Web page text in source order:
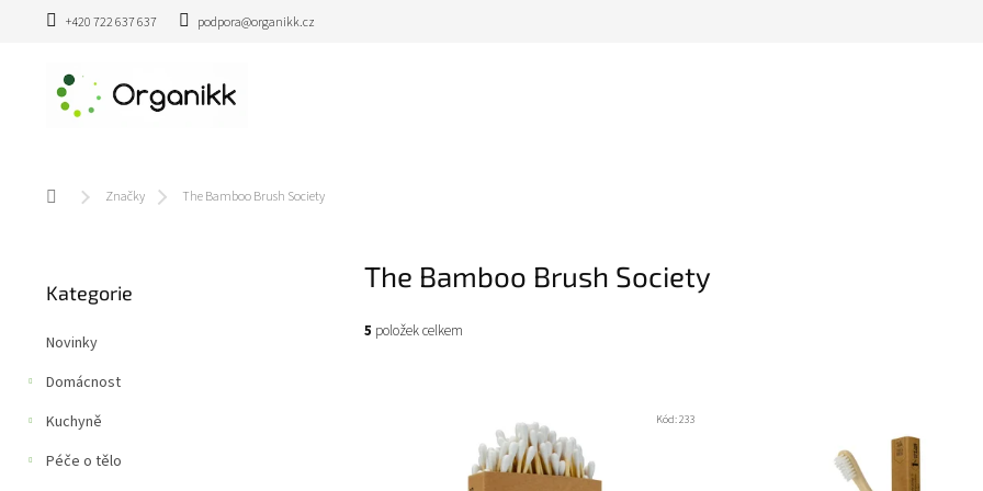
+420 722 637 637 podpora@organikk.cz
Domů Značky The Bamboo Brush Society
s
r
a
n
p
kategorie
Kategorie
Novinky
Domácnost
Kuchyně
Péče o tělo
The Bamboo Brush Society
5 položek celkem
Kód:233